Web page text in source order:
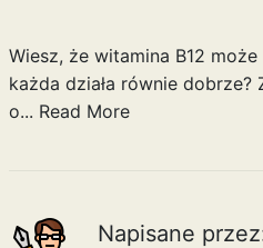
Wiesz, że witamina B12
każda działa równie
o... Read More
Napisane